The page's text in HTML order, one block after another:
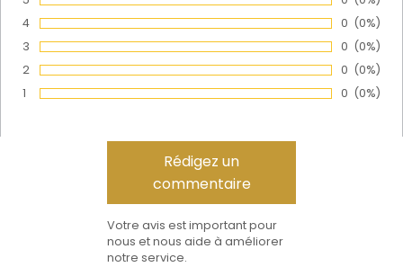
4 Nombre
0 (0%)
3 Nombre
0 (0%)
2 Nombre
0 (0%)
1 Nombre
0 (0%)
Votre avis est important pour
nous et nous aide à améliorer
notre service.